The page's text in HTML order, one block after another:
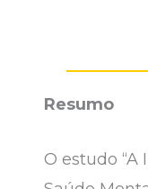
Resumo
O estudo